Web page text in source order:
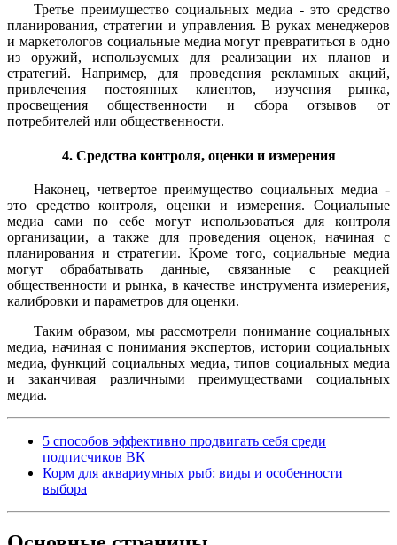
Третье преимущество социальных медиа - это средство
планирования, стратегии и управления. В руках менеджеров
и маркетологов социальные медиа могут превратиться в одно
из оружий, используемых для реализации их планов и
стратегий. Например, для проведения рекламных акций,
привлечения постоянных клиентов, изучения рынка,
просвещения общественности и сбора отзывов от
потребителей или общественности.
4. Средства контроля, оценки и измерения
Наконец, четвертое преимущество социальных медиа -
это средство контроля, оценки и измерения. Социальные
медиа сами по себе могут использоваться для контроля
организации, а также для проведения оценок, начиная с
планирования и стратегии. Кроме того, социальные медиа
могут обрабатывать данные, связанные с реакцией
общественности и рынка, в качестве инструмента измерения,
калибровки и параметров для оценки.
Таким образом, мы рассмотрели понимание социальных
медиа, начиная с понимания экспертов, истории социальных
медиа, функций социальных медиа, типов социальных медиа
и заканчивая различными преимуществами социальных
медиа.
5 способов эффективно продвигать себя среди
подписчиков ВК
Корм для аквариумных рыб: виды и особенности
выбора